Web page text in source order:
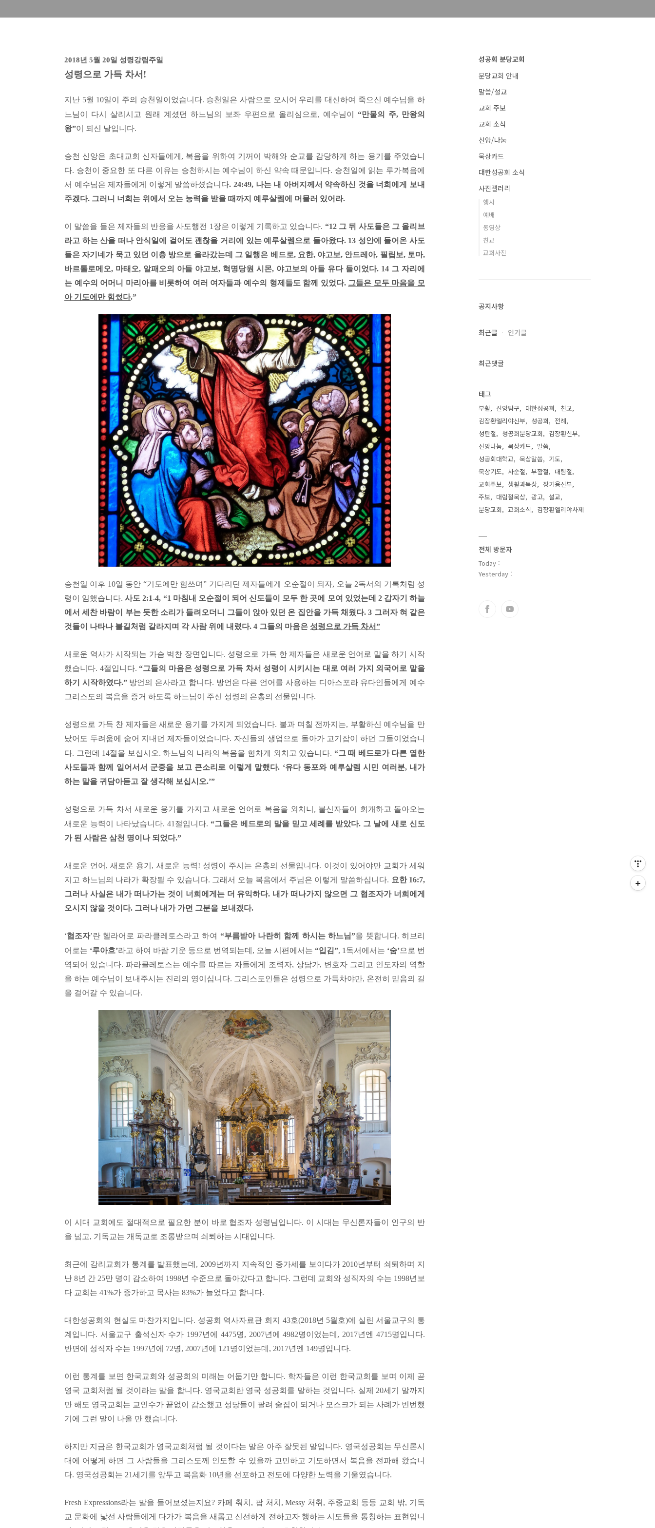
2018년 5월 20일 성령강림주일
성령으로 가득 차서!
지난 5월 10일이 주의 승천일이었습니다. 승천일은 사람으로 오시어 우리를 대신하여 죽으신 예수님을 하
느님이 다시 살리시고 원래 계셨던 하느님의 보좌 우편으로 올리심으로, 예수님이 “만물의 주, 만왕의
왕”이 되신 날입니다.
승천 신앙은 초대교회 신자들에게 , 복음을 위하여 기꺼이 박해와 순교를 감당하게 하는 용기를 주었습니
다. 승천이 중요한 또 다른 이유는 승천하시는 예수님이 하신 약속 때문입니다. 승천일에 읽는 루가복음에
서 예수님은 제자들에게 이렇게 말씀하셨습니다. 24:49, 나는 내 아버지께서 약속하신 것을 너희에게 보내
주겠다. 그러니 너희는 위에서 오는 능력을 받을 때까지 예루살렘에 머물러 있어라.
이 말씀을 들은 제자들의 반응을 사도행전 1 장은 이렇게 기록하고 있습니다. “12 그 뒤 사도들은 그 올리브
라고 하는 산을 떠나 안식일에 걸어도 괜찮을 거리에 있는 예루살렘으로 돌아왔다. 13 성안에 들어온 사도
들은 자기네가 묵고 있던 이층 방으로 올라갔는데 그 일행은 베드로, 요한, 야고보, 안드레아, 필립보, 토마,
바르톨로메오, 마태오, 알패오의 아들 야고보, 혁명당원 시몬, 야고보의 아들 유다 들이었다. 14 그 자리에
는 예수의 어머니 마리아를 비롯하여 여러 여자들과 예수의 형제들도 함께 있었다. 그들은 모두 마음을 모
아 기도에만 힘썼다.”
승천일 이후 10일 동안 “기도에만 힘쓰며” 기다리던 제자들에게 오순절이 되자, 오늘2독서의 기록처럼 성
령이 임했습니다.사도2:1-4, “1 마침내 오순절이 되어 신도들이 모두 한 곳에 모여 있었는데 2 갑자기 하늘
에서 세찬 바람이 부는 듯한 소리가 들려오더니 그들이 앉아 있던 온 집안을 가득 채웠다. 3 그러자 혀 같은
것들이 나타나 불길처럼 갈라지며 각 사람 위에 내렸다. 4 그들의 마음은 성령으로 가득 차서”
새로운 역사가 시작되는 가슴 벅찬 장면입니다. 성령으로 가득 한 제자들은 새로운 언어로 말을 하기 시작
했습니다. 4절입니다.“그들의 마음은 성령으로 가득 차서 성령이 시키시는 대로 여러 가지 외국어로 말을
하기 시작하였다.” 방언의 은사라고 합니다. 방언은 다른 언어를 사용하는 디아스포라 유다인들에게 예수
그리스도의 복음을 증거 하도록 하느님이 주신 성령의 은총의 선물입니다.
성령으로 가득 찬 제자들은 새로운 용기를 가지게 되었습니다. 불과 며칠 전까지는, 부활하신 예수님을 만
났어도 두려움에 숨어 지내던 제자들이었습니다. 자신들의 생업으로 돌아가 고기잡이 하던 그들이었습니
다. 그런데 14절을 보십시오.하느님의 나라의 복음을 힘차게 외치고 있습니다. “그 때 베드로가 다른 열한
사도들과 함께 일어서서 군중을 보고 큰소리로 이렇게 말했다. ‘유다 동포와 예루살렘 시민 여러분, 내가
하는 말을 귀담아듣고 잘 생각해 보십시오.’”
성령으로 가득 차서 새로운 용기를 가지고 새로운 언어로 복음을 외치니 , 불신자들이 회개하고 돌아오는
새로운 능력이 나타났습니다. 41절입니다. “그들은 베드로의 말을 믿고 세례를 받았다. 그 날에 새로 신도
가 된 사람은 삼천 명이나 되었다.”
새로운 언어 ,새로운 용기 , 새로운 능력! 성령이 주시는 은총의 선물입니다. 이것이 있어야만 교회가 세워
지고 하느님의 나라가 확장될 수 있습니다. 그래서 오늘 복음에서 주님은 이렇게 말씀하십니다. 요한 16:7,
그러나 사실은 내가 떠나가는 것이 너희에게는 더 유익하다. 내가 떠나가지 않으면 그 협조자가 너희에게
오시지 않을 것이다. 그러나 내가 가면 그분을 보내겠다.
‘협조자’란 헬라어로 파라클레토스라고 하여 “부름받아 나란히 함께 하시는 하느님”을 뜻합니다.히브리
어로는 ‘루아흐’라고 하여 바람 기운 등으로 번역되는데 , 오늘 시편에서는 “입김”, 1독서에서는 ‘숨’으로 번
역되어 있습니다. 파라클레토스는 예수를 따르는 자들에게 조력자, 상담가, 변호자 그리고 인도자의 역할
을 하는 예수님이 보내주시는 진리의 영이십니다. 그리스도인들은 성령으로 가득차야만, 온전히 믿음의 길
을 걸어갈 수 있습니다.
이 시대 교회에도 절대적으로 필요한 분이 바로 협조자 성령님입니다. 이 시대는 무신론자들이 인구의 반
을 넘고, 기독교는 개독교로 조롱받으며 쇠퇴하는 시대입니다.
최근에 감리교회가 통계를 발표했는데 , 2009년까지 지속적인 증가세를 보이다가 2010년부터 쇠퇴하며 지
난 8년 간 25만 명이 감소하여 1998년 수준으로 돌아갔다고 합니다. 그런데 교회와 성직자의 수는 1998년보
다 교회는 41%가 증가하고 목사는 83%가 늘었다고 합니다.
대한성공회의 현실도 마찬가지입니다. 성공회 역사자료관 회지 43호(2018년 5월호)에 실린 서울교구의 통
계입니다. 서울교구 출석신자 수가 1997년에 4475명, 2007년에4982명이었는데 , 2017년엔4715명입니다.
반면에 성직자 수는 1997년에 72명, 2007년에 121 명이었는데 , 2017년엔 149명입니다.
이런 통계를 보면 한국교회와 성공희의 미래는 어둡기만 합니다. 학자들은 이런 한국교회를 보며 이제 곧
영국 교회처럼 될 것이라는 말을 합니다. 영국교회란 영국 성공회를 말하는 것입니다. 실제 20세기 말까지
만 해도 영국교회는 교인수가 끝없이 감소했고 성당들이 팔려 술집이 되거나 모스크가 되는 사례가 빈번했
기에 그런 말이 나올 만 했습니다.
하지만 지금은 한국교회가 영국교회처럼 될 것이다는 말은 아주 잘못된 말입니다. 영국성공회는 무신론시
대에 어떻게 하면 그 사람들을 그리스도께 인도할 수 있을까 고민하고 기도하면서 복음을 전파해 왔습니
다. 영국성공회는 21세기를 앞두고 복음화 10년을 선포하고 전도에 다양한 노력을 기울였습니다.
Fresh Expressions라는 말을 들어보셨는지요? 카페 춰치 , 팝 처치 , Messy 처취 , 주중교회 등등 교회 밖, 기독
교 문화에 낯선 사람들에게 다가가 복음을 새롭고 신선하게 전하고자 행하는 시도들을 통칭하는 표현입니
성공회 분당교회
분당교회 안내
말씀/설교
교회 주보
교회 소식
신앙/나눔
묵상카드
대한성공회 소식
사진갤러리
행사
예배
동영상
친교
교회사진
공지사항
최근글 인기글
최근댓글
태그
부활 신앙탐구 대한성공회
친교
김장환엘리야신부
성공회
전례
성탄절
성공회분당교회
김장환신부
신앙나눔
묵상카드
말씀
성공회대학교
묵상말씀
기도
묵상기도
사순절 부활절
대림절
교회주보
생활과묵상
장기용신부
주보
대림절묵상 광고
설교
분당교회
교회소식 김장환엘리야사제
전체 방문자
Today :
Yesterday :